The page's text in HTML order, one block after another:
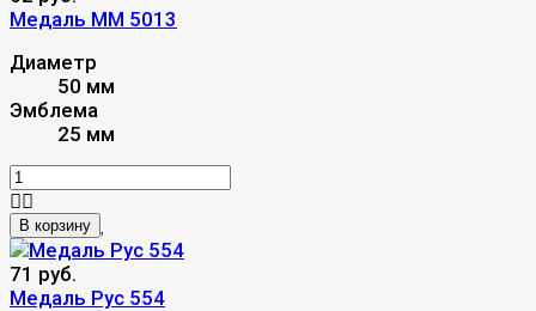
Медаль MM 5013
Диаметр
50 мм
Эмблема
25 мм
В корзину
71 руб.
Медаль Рус 554